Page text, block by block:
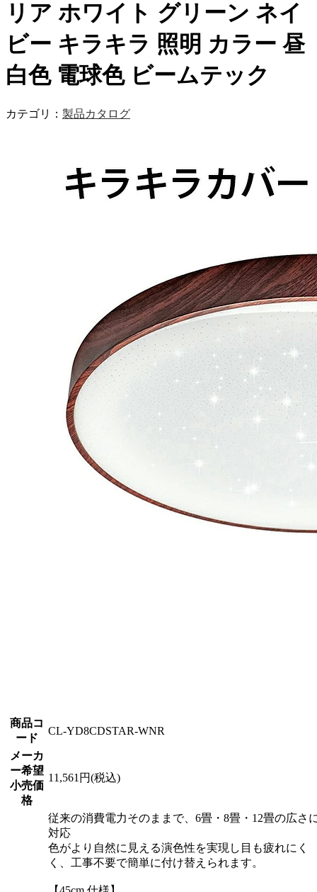
リア ホワイト グリーン ネイ
ビー キラキラ 照明 カラー 昼
白色 電球色 ビームテック
カテゴリ： 製品カタログ
商品コ
ード
CL-YD8CDSTAR-WNR
メーカ
ー希望
小売価
格
11,561円(税込)
従来の消費電力そのままで、6畳・8畳・12畳の広さ
対応
色がより自然に見える演色性を実現し目も疲れにく
く、工事不要で簡単に付け替えられます。